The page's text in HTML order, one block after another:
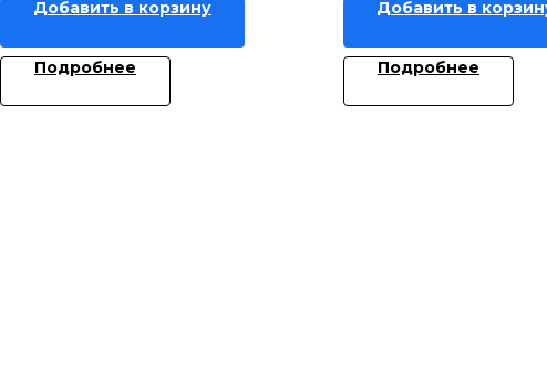
Добавить в корзину
Подробнее
Добавить в
Подробнее